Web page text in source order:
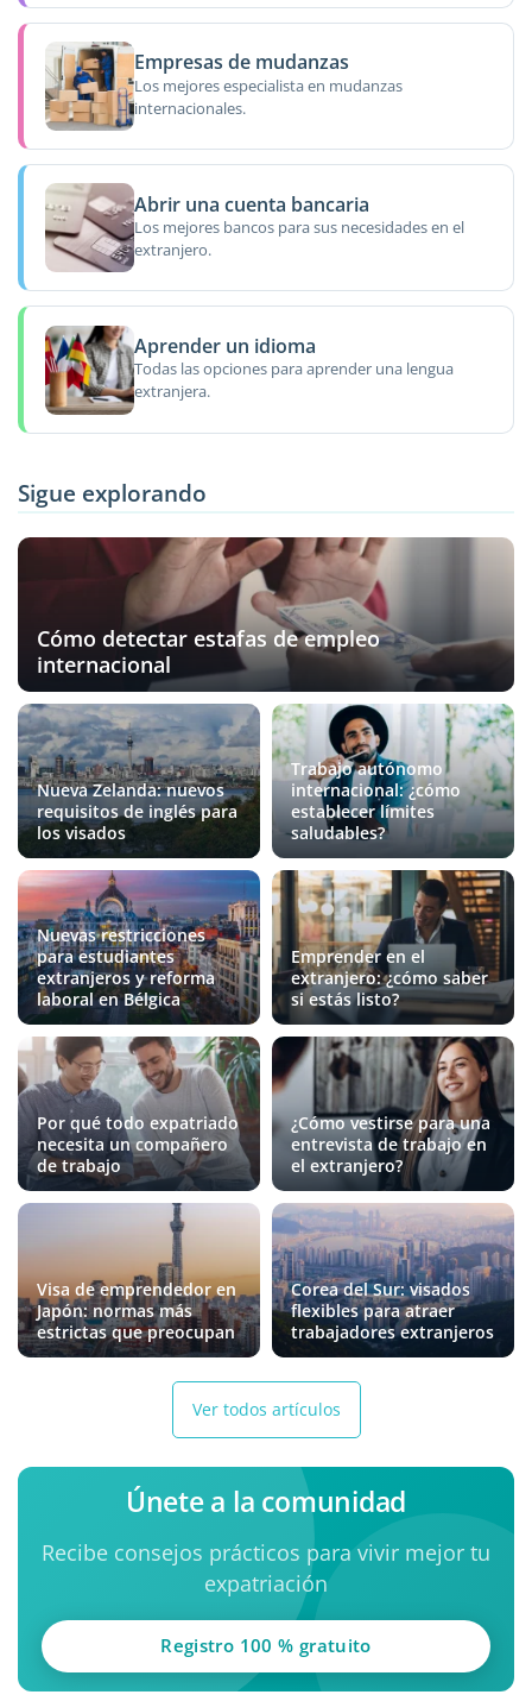
Empresas de mudanzas
Los mejores especialista en mudanzas
internacionales.
Abrir una cuenta bancaria
Los mejores bancos para sus necesidades en el
extranjero.
Aprender un idioma
Todas las opciones para aprender una lengua
extranjera.
Sigue explorando
Cómo detectar estafas de empleo
internacional
Nueva Zelanda: nuevos
requisitos de inglés para
los visados
Trabajo autónomo
internacional: ¿cómo
establecer límites
saludables?
Nuevas restricciones
para estudiantes
extranjeros y reforma
laboral en Bélgica
Emprender en el
extranjero: ¿cómo saber
si estás listo?
Por qué todo expatriado
necesita un compañero
de trabajo
¿Cómo vestirse para una
entrevista de trabajo en
el extranjero?
Visa de emprendedor en
Japón: normas más
estrictas que preocupan
Corea del Sur: visados
flexibles para atraer
trabajadores extranjeros
Ver todos artículos
Únete a la comunidad
Recibe consejos prácticos para vivir mejor tu
expatriación
Registro 100 % gratuito